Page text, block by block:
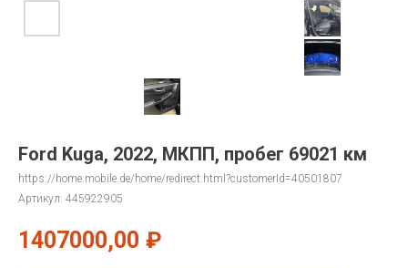
Ford Kuga, 2022, МКПП, пробег 69021 км
https://home.mobile.de/home/redirect.html?customerId=40501807
Артикул: 445922905
1407000,00 ₽